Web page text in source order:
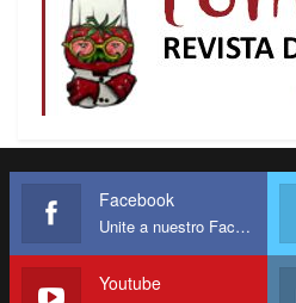
sostenibilidad no está a
Fondo Monetario
elabora una firma
como asesora, el banco
que hace temer a los
país en una situación más
acreedores internacionales.
Para Trump, Venezuela es el
extremo de la llamada
Facebook
Unite a nuestro Facebook
Youtube